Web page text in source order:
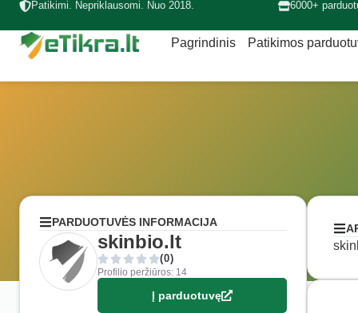
Patikimi. Nepriklausomi. Nuo 2018. 6000+
Pagrindinis Patikimos
PARDUOTUVĖS INFORMACIJA
skinbio.lt
(0)
Profilio peržiūros: 14
Į parduotuvę